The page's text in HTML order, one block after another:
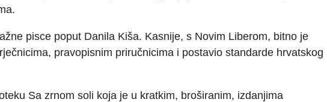
pisce poput Danila Kiša. Kasnije, s Novim Liberom, bitno je
pravopisnim priručnicima i postavio standarde hrvatskog
Sa zrnom soli koja je u kratkim, broširanim, izdanjima